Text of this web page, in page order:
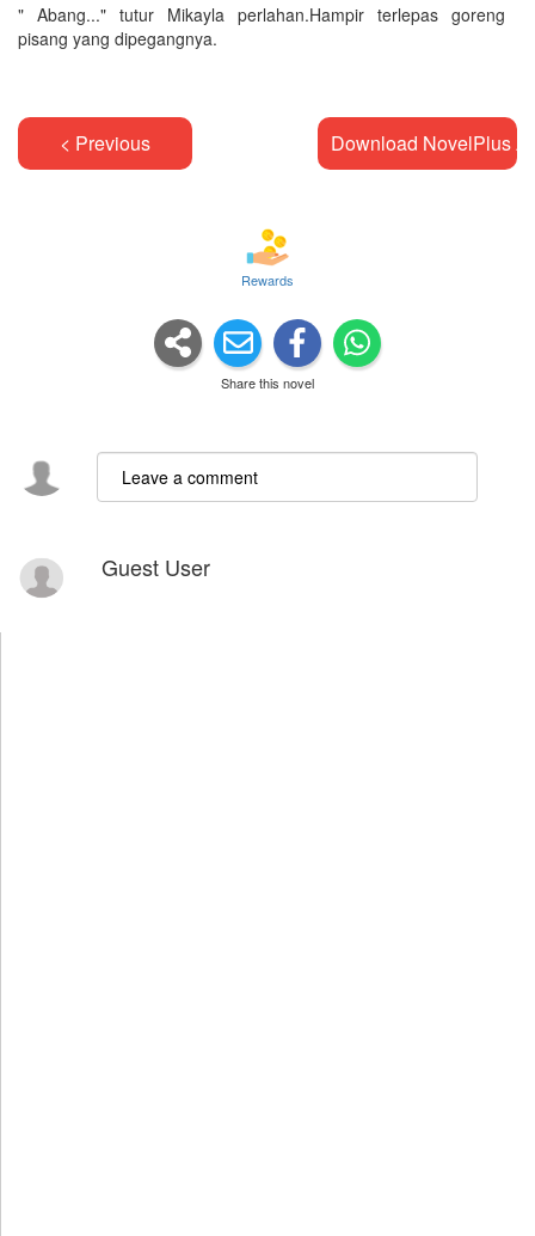
" Abang..." tutur Mikayla perlahan.Hampir terlepas goreng
pisang yang dipegangnya.
< Previous Download NovelPlus
Rewards
Share this novel
Guest User